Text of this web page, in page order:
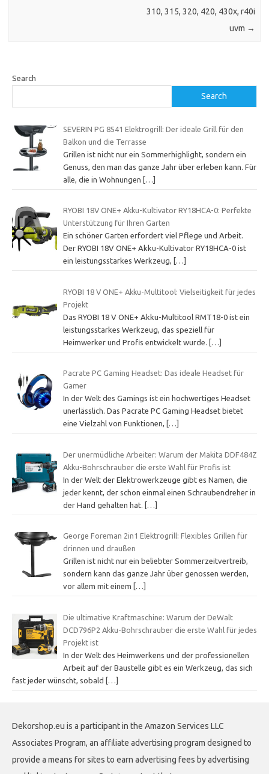
310, 315, 320, 420, 430x, r40i
uvm →
Search
Search
SEVERIN PG 8541 Elektrogrill: Der ideale Grill für den
Balkon und die Terrasse
Grillen ist nicht nur ein Sommerhighlight, sondern ein
Genuss, den man das ganze Jahr über erleben kann. Für
alle, die in Wohnungen
[…]
RYOBI 18V ONE+ Akku-Kultivator RY18HCA-0: Perfekte
Unterstützung für Ihren Garten
Ein schöner Garten erfordert viel Pflege und Arbeit.
Der RYOBI 18V ONE+ Akku-Kultivator RY18HCA-0 ist
ein leistungsstarkes Werkzeug,
[…]
RYOBI 18 V ONE+ Akku-Multitool: Vielseitigkeit für jedes
Projekt
Das RYOBI 18 V ONE+ Akku-Multitool RMT18-0 ist ein
leistungsstarkes Werkzeug, das speziell für
Heimwerker und Profis entwickelt wurde.
[…]
Pacrate PC Gaming Headset: Das ideale Headset für
Gamer
In der Welt des Gamings ist ein hochwertiges Headset
unerlässlich. Das Pacrate PC Gaming Headset bietet
eine Vielzahl von Funktionen,
[…]
Der unermüdliche Arbeiter: Warum der Makita DDF484Z
Akku-Bohrschrauber die erste Wahl für Profis ist
In der Welt der Elektrowerkzeuge gibt es Namen, die
jeder kennt, der schon einmal einen Schraubendreher in
der Hand gehalten hat.
[…]
George Foreman 2in1 Elektrogrill: Flexibles Grillen für
drinnen und draußen
Grillen ist nicht nur ein beliebter Sommerzeitvertreib,
sondern kann das ganze Jahr über genossen werden,
vor allem mit einem
[…]
Die ultimative Kraftmaschine: Warum der DeWalt
DCD796P2 Akku-Bohrschrauber die erste Wahl für jedes
Projekt ist
In der Welt des Heimwerkens und der professionellen
Arbeit auf der Baustelle gibt es ein Werkzeug, das sich
fast jeder wünscht, sobald
[…]
Dekorshop.eu is a participant in the Amazon Services LLC
Associates Program, an affiliate advertising program designed to
provide a means for sites to earn advertising fees by advertising